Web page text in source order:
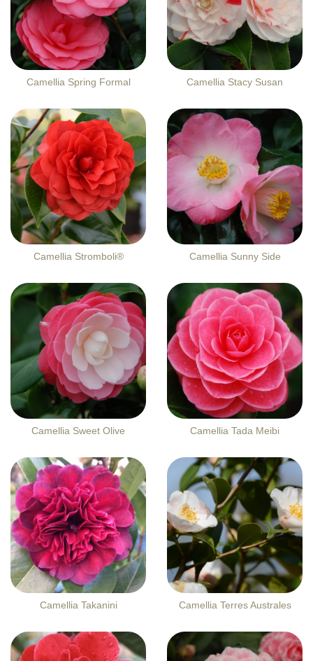
Camellia Spring Formal Camellia Stacy Susan
Camellia Stromboli® Camellia Sunny Side
Camellia Sweet Olive Camellia Tada Meibi
Camellia Takanini Camellia Terres Australes